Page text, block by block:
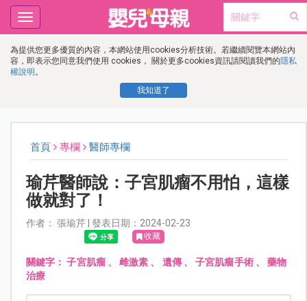
為提供您更多優質的內容，本網站使用cookies分析技術。若繼續閱覽本網站內
容，即表示您同意我們使用 cookies， 關於更多cookies資訊請閱讀我們的隱私
權說明 。
我知道了
Toggle
navigation
首頁 專欄 醫師專欄
瑜芹醫師說：子宮肌瘤不用怕，這樣
做就對了！
作者： 張瑜芹 | 發表日期：2024-02-23
收藏
關鍵字：子宮肌瘤、雌激素 、 遺傳、子宮肌瘤手術、 藥物
治療